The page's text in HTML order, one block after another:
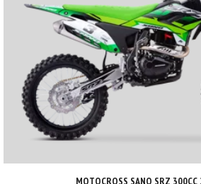
MOTOCROSS SANO SRZ